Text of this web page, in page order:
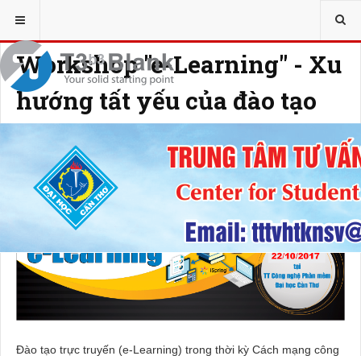
YOU ARE HERE:
Workshop "e-Learning" - Xu
hướng tất yếu của đào tạo
và thuyết trình
13 OCTOBER 2017 HITS: 2498
Đào tạo trực truyến (e-Learning) trong thời kỳ Cách mạng công